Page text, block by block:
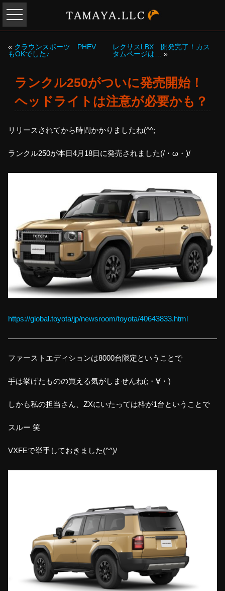
« クラウンスポーツ PHEV
もOKでした♪
レクサスLBX 開発完了！カス
タムページは…
»
ランクル250がついに発売開始！
ヘッドライトは注意が必要かも？
リリースされてから時間かかりましたね(^^;
ランクル250が本日4月18日に発売されました(/・ω・)/
https://global.toyota/jp/newsroom/toyota/40643833.html
ファーストエディションは8000台限定ということで
手は挙げたものの買える気がしませんね(;・∀・)
しかも私の担当さん、ZXにいたっては枠が1台ということで
スルー 笑
VXFEで挙手しておきました(^^)/